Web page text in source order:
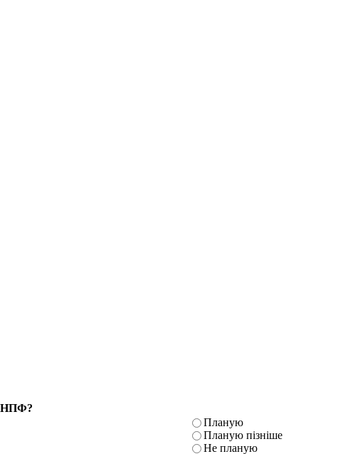
НПФ?
Планую
Планую пізніше
Не планую